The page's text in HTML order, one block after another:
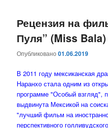
Рецензия на
Пуля” (Miss Bala)
Опубликовано01.06.2019
В 2011 году мексиканская
Наранхо стала одним из
программе "Особый взгляд",
выдвинута Мексикой на
"лучший фильм на
перспективного